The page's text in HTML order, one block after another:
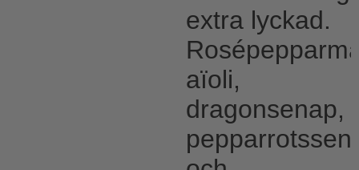
extra lyckad.
aïoli,
dragonsenap,